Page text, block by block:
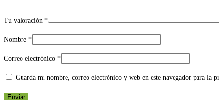
Tu valoración *
Nombre *
Correo electrónico *
Guarda mi nombre, correo electrónico y web en este navegador para la